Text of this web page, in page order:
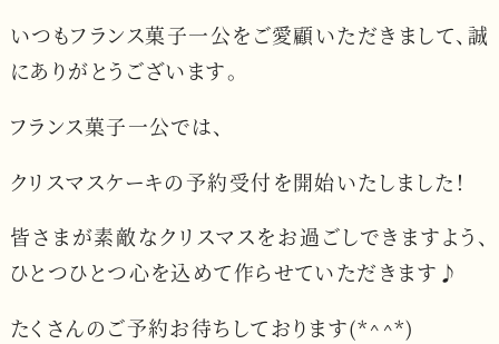
いつもフランス菓子一公をご愛顧いただきまして、誠
にありがとうございます。
フランス菓子一公では、
クリスマスケーキの予約受付を開始いたしました！
皆さまが素敵なクリスマスをお過ごしできますよう、
ひとつひとつ心を込めて作らせていただきます♪
たくさんのご予約お待ちしております(*^^*)